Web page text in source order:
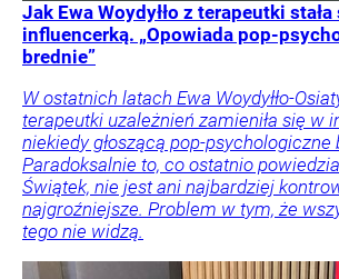
Jak Ewa Woydyłło z terapeutki stała
influencerką. „Opowiada pop-
brednie”
W ostatnich latach Ewa Woydyłło-
terapeutki uzależnień zamieniła się w
niekiedy głoszącą pop-psychologiczne
Paradoksalnie to, co ostatnio
Świątek, nie jest ani najbardziej
najgroźniejsze. Problem w tym, że
tego nie widzą.